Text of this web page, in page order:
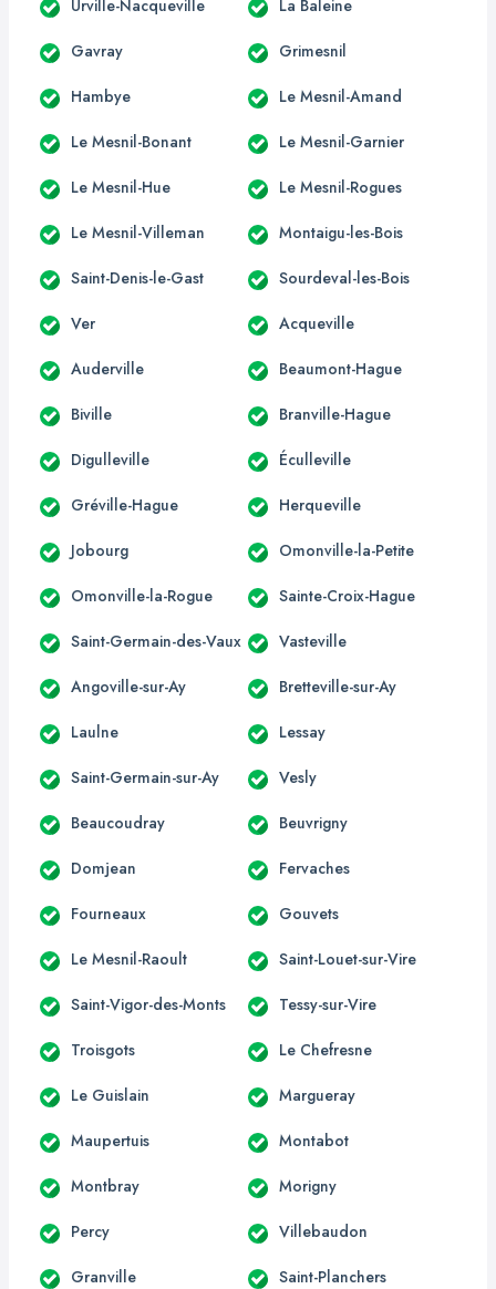
Urville-Nacqueville La Baleine
Gavray Grimesnil
Hambye Le Mesnil-Amand
Le Mesnil-Bonant Le Mesnil-Garnier
Le Mesnil-Hue Le Mesnil-Rogues
Le Mesnil-Villeman Montaigu-les-Bois
Saint-Denis-le-Gast Sourdeval-les-Bois
Ver Acqueville
Auderville Beaumont-Hague
Biville Branville-Hague
Digulleville Éculleville
Gréville-Hague Herqueville
Jobourg Omonville-la-Petite
Omonville-la-Rogue Sainte-Croix-Hague
Saint-Germain-des-Vaux Vasteville
Angoville-sur-Ay Bretteville-sur-Ay
Laulne Lessay
Saint-Germain-sur-Ay Vesly
Beaucoudray Beuvrigny
Domjean Fervaches
Fourneaux Gouvets
Le Mesnil-Raoult Saint-Louet-sur-Vire
Saint-Vigor-des-Monts Tessy-sur-Vire
Troisgots Le Chefresne
Le Guislain Margueray
Maupertuis Montabot
Montbray Morigny
Percy Villebaudon
Granville Saint-Planchers